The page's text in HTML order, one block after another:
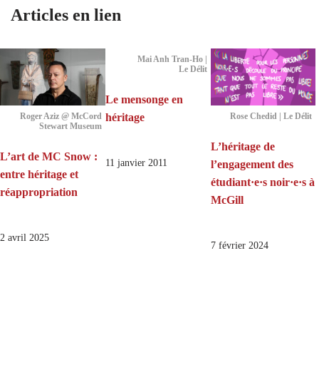
Articles en lien
Roger Aziz @ McCord
Stewart Museum
L’art de MC Snow :
entre héritage et
réappropriation
2 avril 2025
Mai Anh Tran-Ho |
Le Délit
Le mensonge en
héritage
11 janvier 2011
Rose Chedid | Le Délit
L’héritage de
l’engagement des
étudiant·e·s noir·e·s à
McGill
7 février 2024